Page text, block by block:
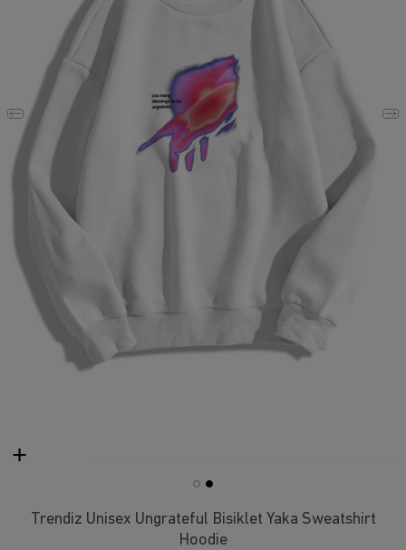
Trendiz Unisex Ungrateful Bisiklet Yaka Sweatshirt
Hoodie